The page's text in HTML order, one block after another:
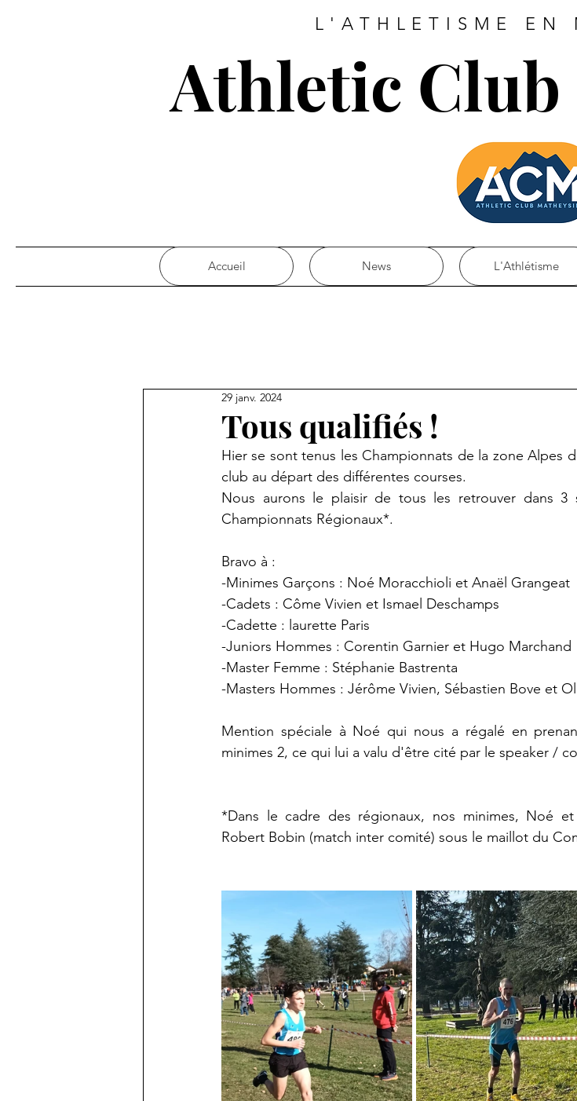
L'ATHLETISME EN
Athletic
Accueil News L'Athlétisme
Tous qualifiés !
29 janv. 2024
Hier se sont tenus les Championnats de la zone Alpes
club au départ des différentes courses.
Nous aurons le plaisir de tous les retrouver dans 3
Championnats Régionaux*.
Bravo à :
-Minimes Garçons : Noé Moracchioli et Anaël Grangeat
-Cadets : Côme Vivien et Ismael Deschamps
-Cadette : laurette Paris
-Juniors Hommes : Corentin Garnier et Hugo Marchand
-Master Femme : Stéphanie Bastrenta
-Masters Hommes : Jérôme Vivien, Sébastien Bove et
Mention spéciale à Noé qui nous a régalé en
minimes 2, ce qui lui a valu d'être cité par le speaker /
*Dans le cadre des régionaux, nos minimes, Noé
Robert Bobin (match inter comité) sous le maillot du